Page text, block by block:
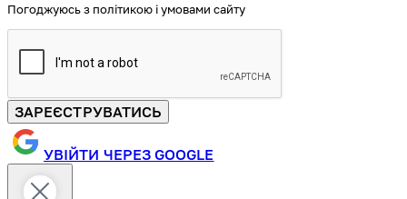
Погоджуюсь з політикою і умовами сайту
ЗАРЕЄСТРУВАТИСЬ
УВІЙТИ ЧЕРЕЗ GOOGLE